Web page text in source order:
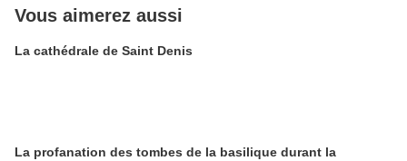
Vous aimerez aussi
La cathédrale de Saint Denis
La profanation des tombes de la basilique durant la